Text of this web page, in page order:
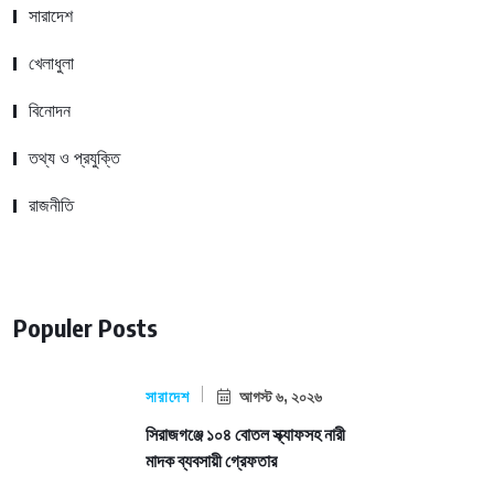
সারাদেশ
খেলাধুলা
বিনোদন
তথ্য ও প্রযুক্তি
রাজনীতি
Populer Posts
সারাদেশ আগস্ট ৬, ২০২৬
সিরাজগঞ্জে ১০৪ বোতল স্ক্যাফসহ নারী
মাদক ব্যবসায়ী গ্রেফতার